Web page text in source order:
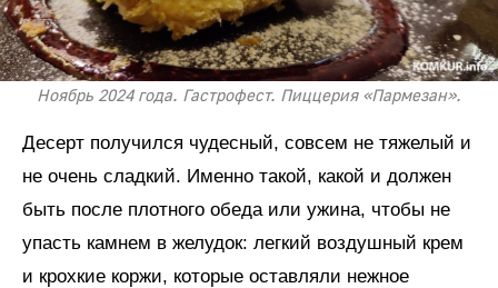
Ноябрь 2024 года. Гастрофест. Пиццерия «Пармезан».
Десерт получился чудесный, совсем не тяжелый и
не очень сладкий. Именно такой, какой и должен
быть после плотного обеда или ужина, чтобы не
упасть камнем в желудок: легкий воздушный крем
и крохкие коржи, которые оставляли нежное